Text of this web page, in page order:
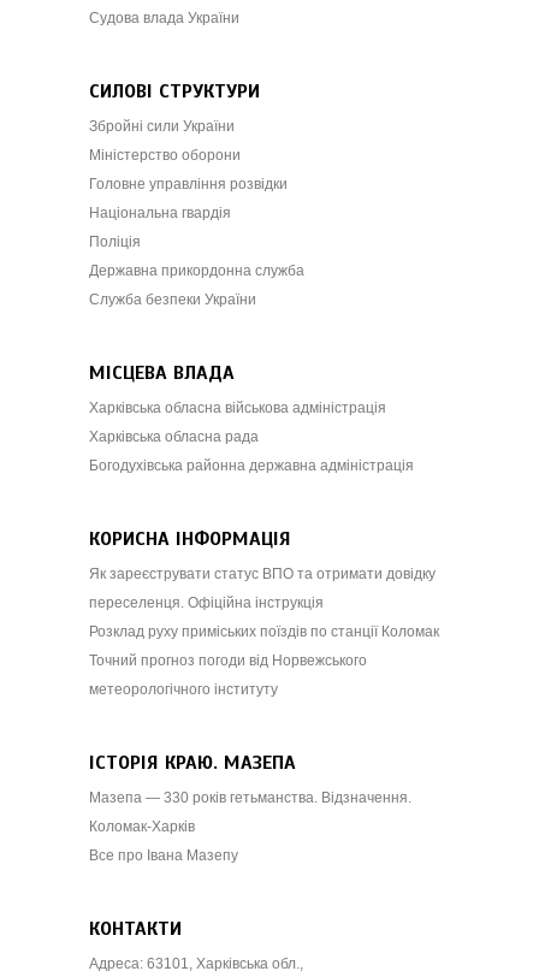
Судова влада України
СИЛОВІ СТРУКТУРИ
Збройні сили України
Міністерство оборони
Головне управління розвідки
Національна гвардія
Поліція
Державна прикордонна служба
Служба безпеки України
МІСЦЕВА ВЛАДА
Харківська обласна військова адміністрація
Харківська обласна рада
Богодухівська районна державна адміністрація
КОРИСНА ІНФОРМАЦІЯ
Як зареєструвати статус ВПО та отримати довідку
переселенця. Офіційна інструкція
Розклад руху приміських поїздів по станції Коломак
Точний прогноз погоди від Норвежського
метеорологічного інституту
ІСТОРІЯ КРАЮ. МАЗЕПА
Мазепа — 330 років гетьманства. Відзначення.
Коломак-Харків
Все про Івана Мазепу
КОНТАКТИ
Адреса: 63101, Харківська обл.,